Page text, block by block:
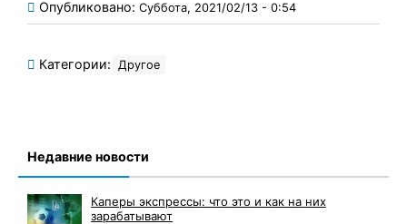
Опубликовано: Суббота, 2021/02/13 - 0:54
Категории: Другое
Недавние новости
Каперы экспрессы: что это и как на них
зарабатывают